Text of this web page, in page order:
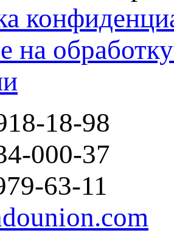
на
18-98
000-37
63-11